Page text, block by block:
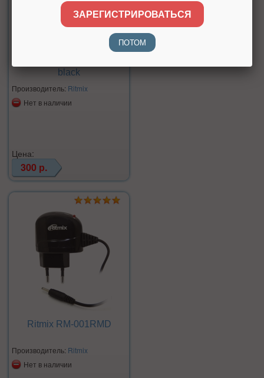
black
Производитель: Ritmix
Нет в наличии
Цена:
300 р.
Ritmix RM-001RMD
Производитель: Ritmix
Нет в наличии
ЗАРЕГИСТРИРОВАТЬСЯ
ПОТОМ